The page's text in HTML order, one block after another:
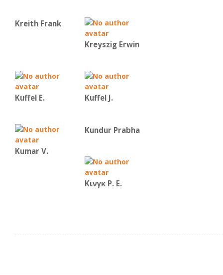
Kreith Frank
Kreyszig Erwin
Kuffel E. Kuffel J.
Kumar V.
Kundur Prabha
Κινγκ Ρ. Ε.